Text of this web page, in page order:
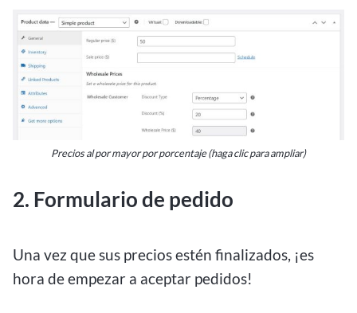
Precios al por mayor por porcentaje (haga clic para ampliar)
2. Formulario de pedido
Una vez que sus precios estén finalizados, ¡es
hora de empezar a aceptar pedidos!